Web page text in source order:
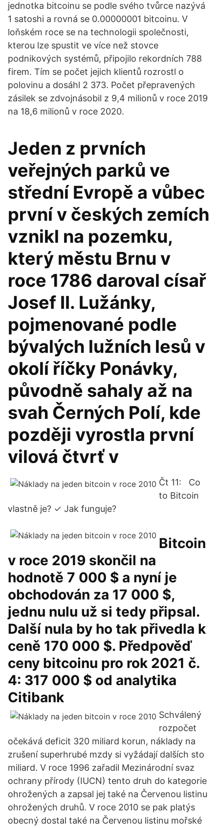
jednotka bitcoinu se podle svého tvůrce nazývá
1 satoshi a rovná se 0.00000001 bitcoinu. V
loňském roce se na technologii společnosti,
kterou lze spustit ve více než stovce
podnikových systémů, připojilo rekordních 788
firem. Tím se počet jejich klientů rozrostl o
polovinu a dosáhl 2 373. Počet přepravených
zásilek se zdvojnásobil z 9,4 milionů v roce 2019
na 18,6 milionů v roce 2020.
Jeden z prvních
veřejných parků ve
střední Evropě a vůbec
první v českých zemích
vznikl na pozemku,
který městu Brnu v
roce 1786 daroval císař
Josef II. Lužánky,
pojmenované podle
bývalých lužních lesů v
okolí říčky Ponávky,
původně sahaly až na
svah Černých Polí, kde
později vyrostla první
vilová čtvrť v
Čt 11: Co
to Bitcoin
vlastně je? ✓ Jak funguje?
Bitcoin
v roce 2019 skončil na
hodnotě 7 000 $ a nyní je
obchodován za 17 000 $,
jednu nulu už si tedy připsal.
Další nula by ho tak přivedla k
ceně 170 000 $. Předpověď
ceny bitcoinu pro rok 2021 č.
4: 317 000 $ od analytika
Citibank
Schválený
rozpočet
očekává deficit 320 miliard korun, náklady na
zrušení superhrubé mzdy si vyžádají dalších sto
miliard. V roce 1996 zařadil Mezinárodní svaz
ochrany přírody (IUCN) tento druh do kategorie
ohrožených a zapsal jej také na Červenou listinu
ohrožených druhů. V roce 2010 se pak platýs
obecný dostal také na Červenou listinu mořské